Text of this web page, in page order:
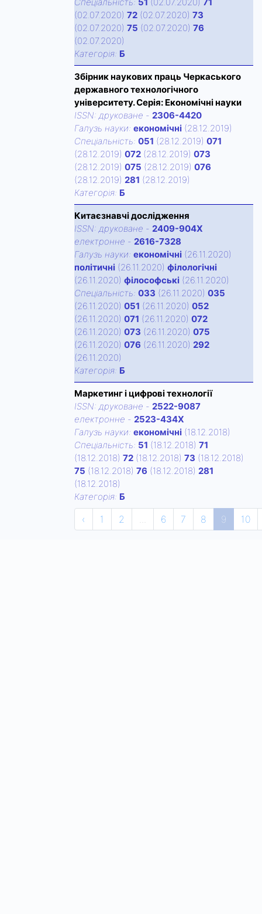
(02.07.2020) 72 (02.07.2020) 73
(02.07.2020) 75 (02.07.2020) 76
(02.07.2020)
Категорiя: Б
Збірник наукових праць Черкаського
державного технологічного
університету. Серія: Економічні науки
ISSN: друковане - 2306-4420
Галузь науки: економічні (28.12.2019)
Спецiальнiсть: 051 (28.12.2019) 071
(28.12.2019) 072 (28.12.2019) 073
(28.12.2019) 075 (28.12.2019) 076
(28.12.2019) 281 (28.12.2019)
Категорiя: Б
Китаєзнавчі дослідження
ISSN: друковане - 2409-904X
електронне - 2616-7328
Галузь науки: економічні (26.11.2020)
політичні (26.11.2020) філологічні
(26.11.2020) філософські (26.11.2020)
Спецiальнiсть: 033 (26.11.2020) 035
(26.11.2020) 051 (26.11.2020) 052
(26.11.2020) 071 (26.11.2020) 072
(26.11.2020) 073 (26.11.2020) 075
(26.11.2020) 076 (26.11.2020) 292
(26.11.2020)
Категорiя: Б
Маркетинг і цифрові технології
ISSN: друковане - 2522-9087
електронне - 2523-434X
Галузь науки: економічні (18.12.2018)
Спецiальнiсть: 51 (18.12.2018) 71
(18.12.2018) 72 (18.12.2018) 73 (18.12.2018)
75 (18.12.2018) 76 (18.12.2018) 281
(18.12.2018)
Категорiя: Б
‹ 1 2 6 7 8 9 10